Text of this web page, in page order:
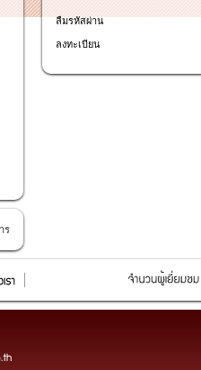
ร
ลืมรหัสผ่าน
ลงทะเบียน